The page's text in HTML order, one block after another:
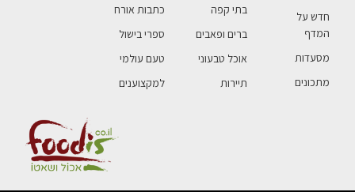
חדש על
המדף
מסעדות
מתכונים
בתי קפה
ברים ופאבים
אוכל טבעוני
תיירות
כתבות אורח
ספרי בישול
טעם עולמי
למקצוענים